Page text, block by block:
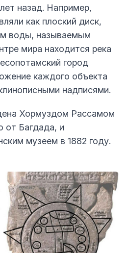
назад. Например,
как плоский диск,
воды, называемым
мира находится река
город
каждого объекта
надписями.
Хормуздом Рассамом
от Багдада, и
музеем в 1882 году.